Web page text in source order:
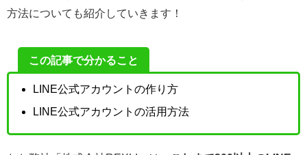
方法についても紹介していきます！
この記事で分かること
LINE公式アカウントの作り方
LINE公式アカウントの活用方法